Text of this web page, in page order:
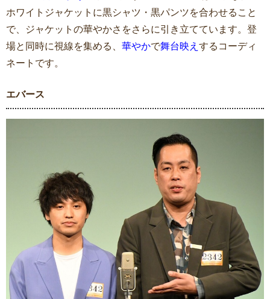
ホワイトジャケットに黒シャツ・黒パンツを合わせること
で、ジャケットの華やかさをさらに引き立てています。登
場と同時に視線を集める、 華やかで舞台映え するコーディ
ネートです。
エバース